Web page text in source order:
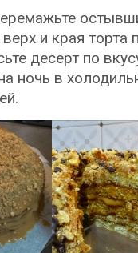
и края торта
десерт по
ночь в